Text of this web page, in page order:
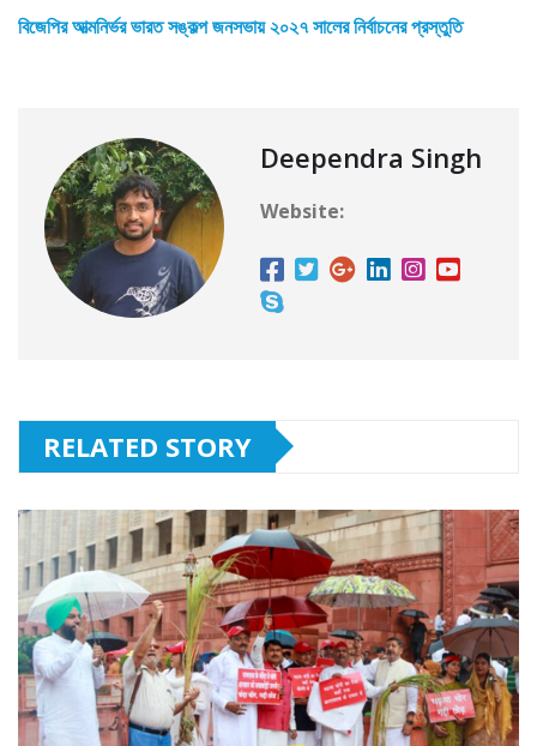
বিজেপির আত্মনির্ভর ভারত সঙ্কল্প জনসভায় ২০২৭ সালের নির্বাচনের প্রস্তুতি
Deependra Singh
Website:
RELATED STORY